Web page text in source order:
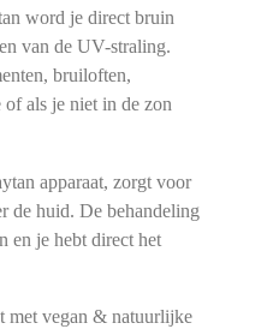
word je direct bruin
van de UV-straling.
bruiloften,
als je niet in de zon
apparaat, zorgt voor
de huid. De behandeling
en je hebt direct het
met vegan & natuurlijke